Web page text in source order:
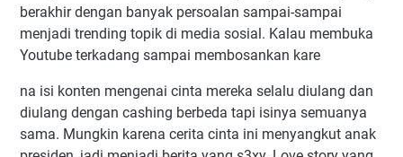
berakhir dengan banyak persoalan sampai-sampai
menjadi trending topik di media sosial. Kalau membuka
Youtube terkadang sampai membosankan kare
na isi konten mengenai cinta mereka selalu diulang dan
diulang dengan cashing berbeda tapi isinya semuanya
sama. Mungkin karena cerita cinta ini menyangkut anak